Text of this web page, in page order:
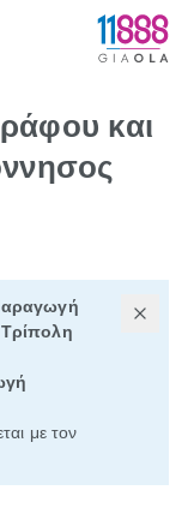
και
Τρίπολη
με τον